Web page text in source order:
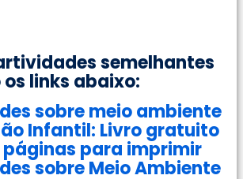
semelhantes
links abaixo:
sobre meio ambiente
Infantil: Livro gratuito
páginas para imprimir
sobre Meio Ambiente